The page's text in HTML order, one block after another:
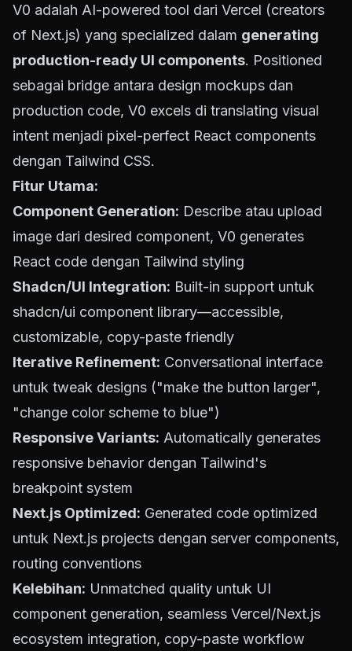
V0 adalah AI-powered tool dari Vercel (creators
of Next.js) yang specialized dalam generating
production-ready UI components. Positioned
sebagai bridge antara design mockups dan
production code, V0 excels di translating visual
intent menjadi pixel-perfect React components
dengan Tailwind CSS.
Fitur Utama:
Component Generation: Describe atau upload
image dari desired component, V0 generates
React code dengan Tailwind styling
Shadcn/UI Integration: Built-in support untuk
shadcn/ui component library—accessible,
customizable, copy-paste friendly
Iterative Refinement: Conversational interface
untuk tweak designs ("make the button larger",
"change color scheme to blue")
Responsive Variants: Automatically generates
responsive behavior dengan Tailwind's
breakpoint system
Next.js Optimized: Generated code optimized
untuk Next.js projects dengan server components,
routing conventions
Kelebihan: Unmatched quality untuk UI
component generation, seamless Vercel/Next.js
ecosystem integration, copy-paste workflow